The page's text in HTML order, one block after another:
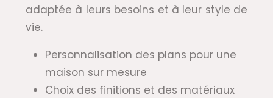
adaptée à leurs besoins et à leur style de
vie.
Personnalisation des plans pour une
maison sur mesure
Choix des finitions et des matériaux